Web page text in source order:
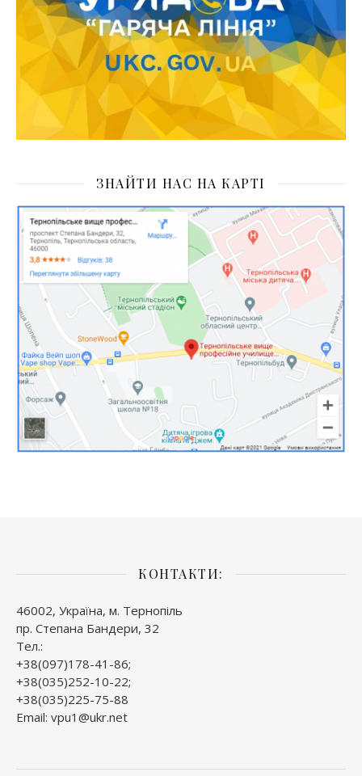
ЗНАЙТИ НАС НА КАРТІ
КОНТАКТИ:
46002, Україна, м. Тернопіль
пр. Степана Бандери, 32
Тел.:
+38(097)178-41-86;
+38(035)252-10-22;
+38(035)225-75-88
Email: vpu1@ukr.net